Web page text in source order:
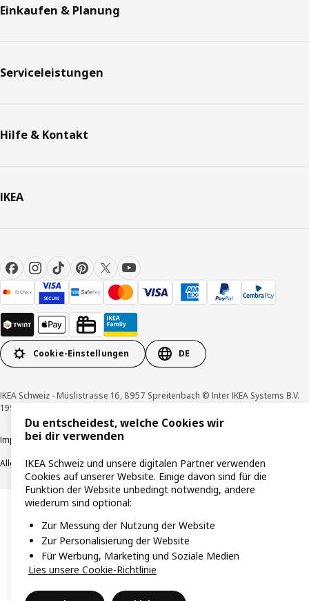
Einkaufen & Planung
Serviceleistungen
Hilfe & Kontakt
IKEA
Cookie-Einstellungen DE
IKEA Schweiz - Müslistrasse 16, 8957 Spreitenbach © Inter IKEA Systems B.V.
1999-2026
Impressum / Datenschutzerklärung
Allgemeine Geschäftsbedingungen
Du entscheidest, welche Cookies wir
bei dir verwenden
IKEA Schweiz und unsere digitalen Partner verwenden
Cookies auf unserer Website. Einige davon sind für die
Funktion der Website unbedingt notwendig, andere
wiederum sind optional:
Zur Messung der Nutzung der Website
Zur Personalisierung der Website
Für Werbung, Marketing und Soziale Medien
Lies unsere Cookie-Richtlinie